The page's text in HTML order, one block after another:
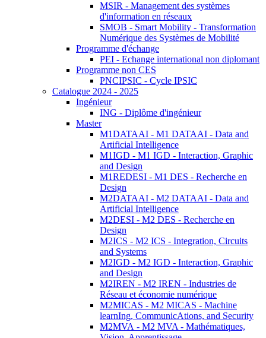
MSIR - Management des systèmes
d'information en réseaux
SMOB - Smart Mobility - Transformation
Numérique des Systèmes de Mobilité
Programme d'échange
PEI - Echange international non diplomant
Programme non CES
PNCIPSIC - Cycle IPSIC
Catalogue 2024 - 2025
Ingénieur
ING - Diplôme d'ingénieur
Master
M1DATAAI - M1 DATAAI - Data and
Artificial Intelligence
M1IGD - M1 IGD - Interaction, Graphic
and Design
M1REDESI - M1 DES - Recherche en
Design
M2DATAAI - M2 DATAAI - Data and
Artificial Intelligence
M2DESI - M2 DES - Recherche en
Design
M2ICS - M2 ICS - Integration, Circuits
and Systems
M2IGD - M2 IGD - Interaction, Graphic
and Design
M2IREN - M2 IREN - Industries de
Réseau et économie numérique
M2MICAS - M2 MICAS - Machine
learnIng, CommunicAtions, and Security
M2MVA - M2 MVA - Mathématiques,